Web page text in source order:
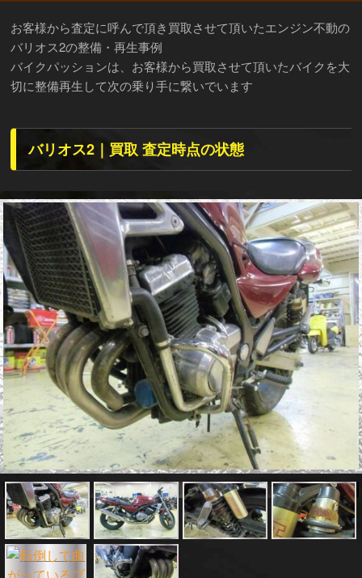
お客様から査定に呼んで頂き買取させて頂いたエンジン不動の
バリオス2の整備・再生事例
バイクパッションは、お客様から買取させて頂いたバイクを大
切に整備再生して次の乗り手に繋いでいます
バリオス2｜買取 査定時点の状態